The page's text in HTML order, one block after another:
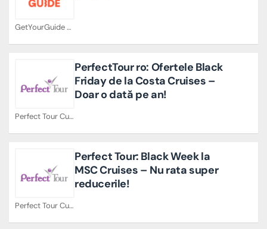
GetYourGuide Cupoane
Perfect Tour Cupoane
PerfectTour ro: Ofertele Black
Friday de la Costa Cruises –
Doar o dată pe an!
Perfect Tour Cupoane
Perfect Tour: Black Week la
MSC Cruises – Nu rata super
reducerile!